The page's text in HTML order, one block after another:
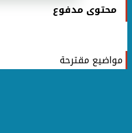
محتوى مدفوع
مواضيع مقترحة